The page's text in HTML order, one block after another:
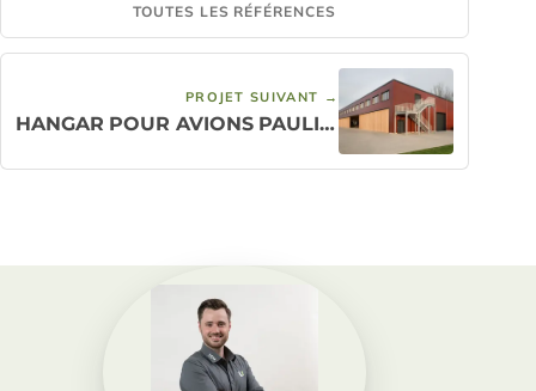
TOUTES LES RÉFÉRENCES
PROJET SUIVANT →
HANGAR POUR AVIONS PAULINENAUE